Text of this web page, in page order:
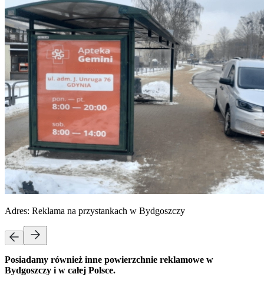
Adres: Reklama na przystankach w Bydgoszczy
Posiadamy również inne powierzchnie reklamowe w
Bydgoszczy i w całej Polsce.